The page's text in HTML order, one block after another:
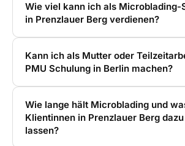
Wie viel kann ich als Microblading-
in Prenzlauer Berg verdienen?
Kann ich als Mutter oder
PMU Schulung in Berlin machen?
Wie lange hält Microblading und
Klientinnen in Prenzlauer Berg
lassen?